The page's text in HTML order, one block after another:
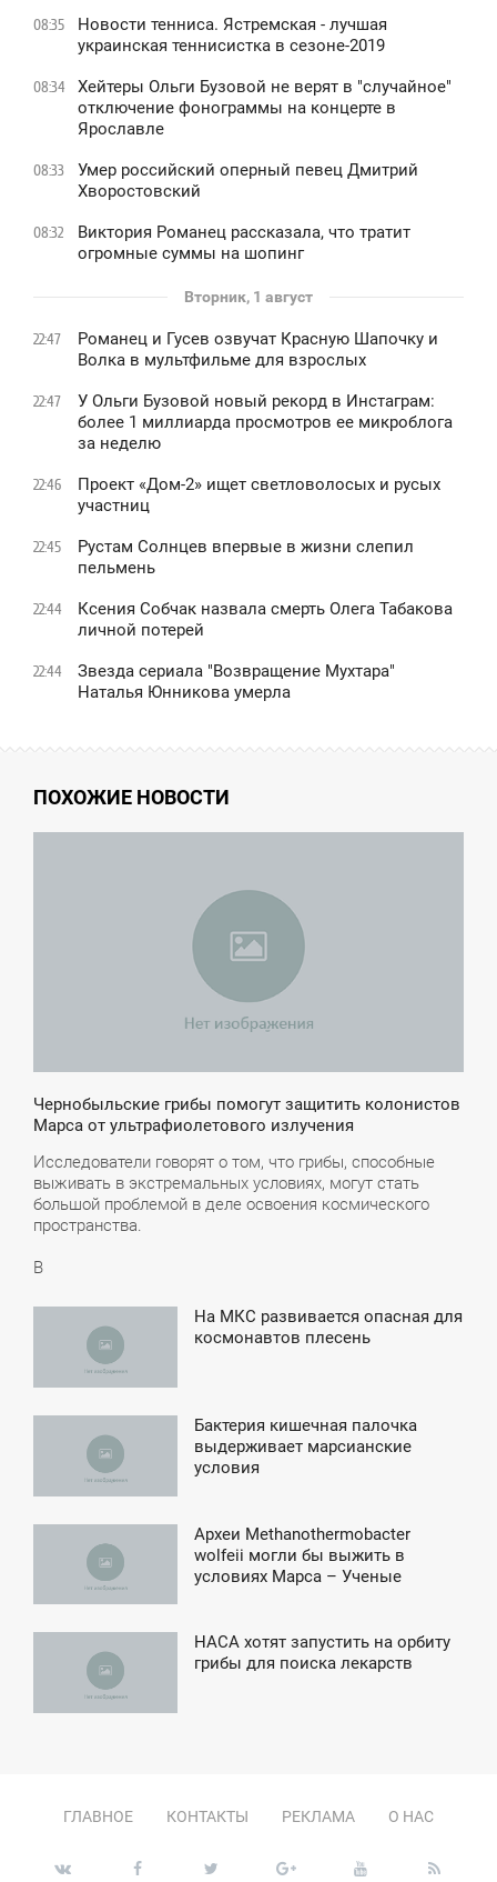
08:35
Новости тенниса. Ястремская - лучшая
украинская теннисистка в сезоне-2019
08:34
Хейтеры Ольги Бузовой не верят в "случайное"
отключение фонограммы на концерте в
Ярославле
08:33
Умер российский оперный певец Дмитрий
Хворостовский
08:32
Виктория Романец рассказала, что тратит
огромные суммы на шопинг
Вторник, 1 август
22:47
Романец и Гусев озвучат Красную Шапочку и
Волка в мультфильме для взрослых
22:47
У Ольги Бузовой новый рекорд в Инстаграм:
более 1 миллиарда просмотров ее микроблога
за неделю
22:46
Проект «Дом-2» ищет светловолосых и русых
участниц
22:45
Рустам Солнцев впервые в жизни слепил
пельмень
22:44
Ксения Собчак назвала смерть Олега Табакова
личной потерей
22:44
Звезда сериала "Возвращение Мухтара"
Наталья Юнникова умерла
ПОХОЖИЕ НОВОСТИ
Чернобыльские грибы помогут защитить колонистов
Марса от ультрафиолетового излучения
Исследователи говорят о том, что грибы, способные
выживать в экстремальных условиях, могут стать
большой проблемой в деле освоения космического
пространства.
В
На МКС развивается опасная для
космонавтов плесень
Бактерия кишечная палочка
выдерживает марсианские
условия
Археи Methanothermobacter
wolfeii могли бы выжить в
условиях Марса – Ученые
НАСА хотят запустить на орбиту
грибы для поиска лекарств
ГЛАВНОЕ КОНТАКТЫ РЕКЛАМА О НАС